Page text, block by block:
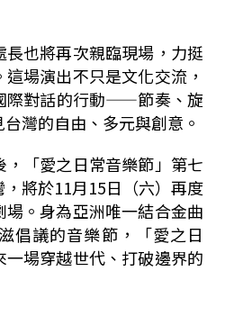
也將再次親臨現場，力挺
場演出不只是文化交流，
際對話的行動——節奏、旋
灣的自由、多元與創意。
「愛之日常音樂節」第七
將於11月15日（六）再度
。身為亞洲唯一結合金曲
倡議的音樂節，「愛之日
場穿越世代、打破邊界的